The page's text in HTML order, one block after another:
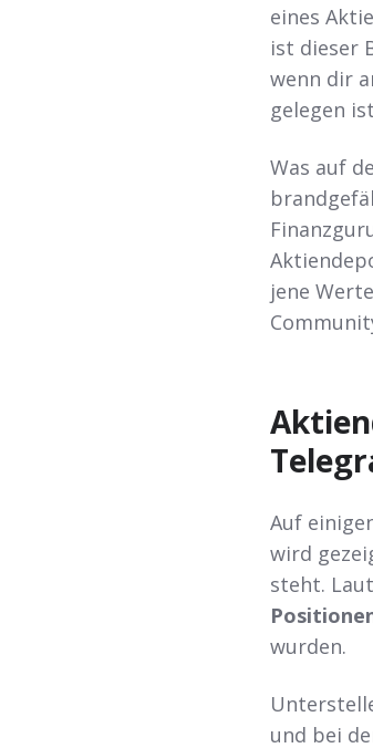
eines
ist dieser
wenn dir
gelegen
Was auf
jene
Auf
wird
steht.
wurden.
und bei